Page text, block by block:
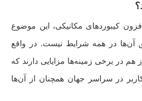
کیبوردهای مکانیکی، این موضوع
آن‌ها در همه شرایط نیست. در واقع
هم در برخی زمینه‌ها مزایایی دارند که
در سراسر جهان همچنان از آن‌ها